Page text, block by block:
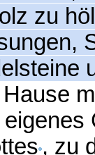
zu
, zu